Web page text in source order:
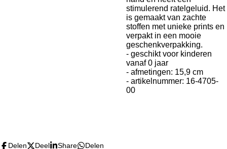
stimulerend ratelgeluid. Het
is gemaakt van zachte
stoffen met unieke prints en
verpakt in een mooie
geschenkverpakking.
- geschikt voor kinderen
vanaf 0 jaar
- afmetingen: 15,9 cm
- artikelnummer: 16-4705-
00
Delen Deel Share Delen